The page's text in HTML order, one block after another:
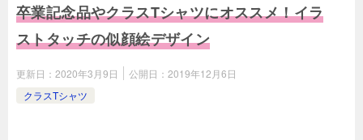
卒業記念品やクラスTシャツにオススメ！イラ
ストタッチの似顔絵デザイン
更新日： 2020年3月9日 公開日： 2019年12月6日
クラスTシャツ